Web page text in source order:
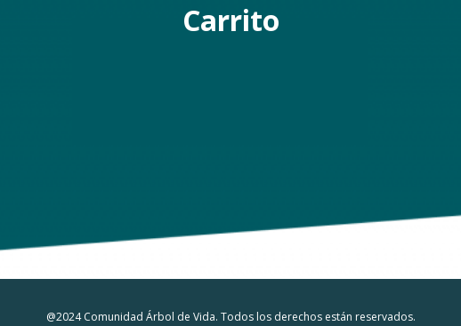
Carrito
@2024 Comunidad Árbol de Vida. Todos los derechos están reservados.